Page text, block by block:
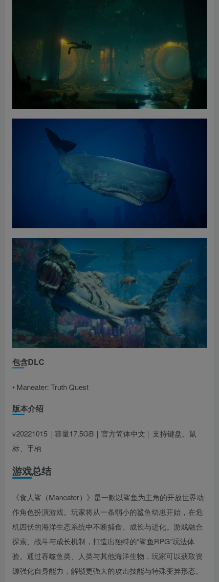
包含DLC
• Maneater: Truth Quest
版本介绍
v20221015｜容量17.5GB｜官方简体中文｜支持键盘、鼠
标、手柄
游戏总结
《食人鲨（Maneater）》是一款以鲨鱼为主角的开放世界动
作角色扮演游戏。玩家将从一条弱小的鲨鱼幼崽开始，在危
机四伏的海洋生态系统中不断捕食、成长与进化。游戏融合
探索、战斗与成长机制，打造出独特的“鲨鱼RPG”玩法体
验。通过吞噬鱼类、人类与其他海洋生物，玩家可以获取资
源强化自身能力，解锁更强大的攻击技能与特殊变异形态。